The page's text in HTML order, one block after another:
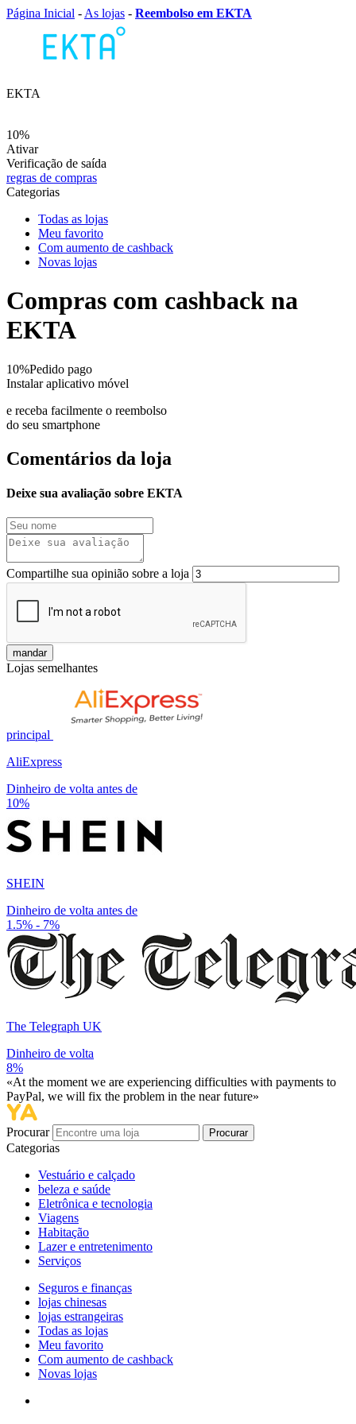
Página Inicial - As lojas - Reembolso em EKTA
EKTA
10%
Ativar
Verificação de saída
regras de compras
Categorias
Todas as lojas
Meu favorito
Com aumento de cashback
Novas lojas
Compras com cashback na
EKTA
10%Pedido pago
Instalar aplicativo móvel
e receba facilmente o reembolso
do seu smartphone
Comentários da loja
Deixe sua avaliação sobre EKTA
Compartilhe sua opinião sobre a loja
mandar
Lojas semelhantes
principal
AliExpress
Dinheiro de volta antes de
10%
SHEIN
Dinheiro de volta antes de
1.5% - 7%
The Telegraph UK
Dinheiro de volta
8%
«At the moment we are experiencing difficulties with payments to
PayPal, we will fix the problem in the near future»
Procurar Procurar
Categorias
Vestuário e calçado
beleza e saúde
Eletrônica e tecnologia
Viagens
Habitação
Lazer e entretenimento
Serviços
Seguros e finanças
lojas chinesas
lojas estrangeiras
Todas as lojas
Meu favorito
Com aumento de cashback
Novas lojas